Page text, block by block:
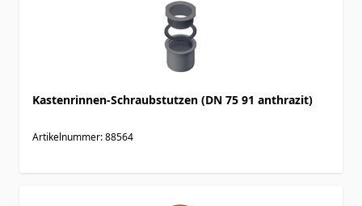
Kastenrinnen-Schraubstutzen (DN 75 91 anthrazit)
Artikelnummer: 88564